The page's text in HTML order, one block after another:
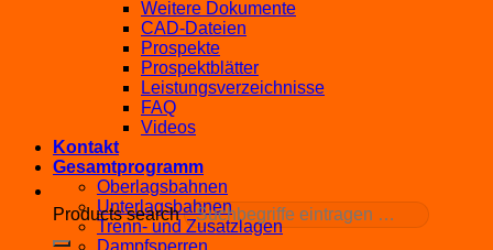
Products search
Weitere Dokumente
CAD-Dateien
Prospekte
Prospektblätter
Leistungsverzeichnisse
FAQ
Videos
Kontakt
Gesamtprogramm
Oberlagsbahnen
Unterlagsbahnen
Trenn- und Zusatzlagen
Dampfsperren